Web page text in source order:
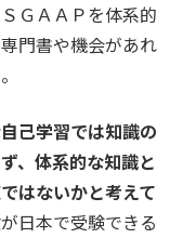
ＧＡＡＰを体系的
門書や機会があれ
己学習では知識の
、体系的な知識と
はないかと考えて
日本で受験できる